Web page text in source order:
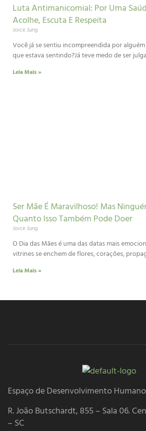
Luta Antimanicomial: Por Uma
Acolhe, Escuta E Respeita
Joice Jung
Você já se sentiu incompreendida por
que estava sentindo?Já teve medo de ser
Leia Mais »
Ser Mãe É Maravilhoso! Mas
Quanto Isso Também Pode Doer
Joice Jung
O Dia das Mães é uma das datas mais
vitrines se enchem de flores, corações,
Leia Mais »
Espaço de Desenvolvimento Humano
R. João Butschardt, 855 – Sala 06.
– SC